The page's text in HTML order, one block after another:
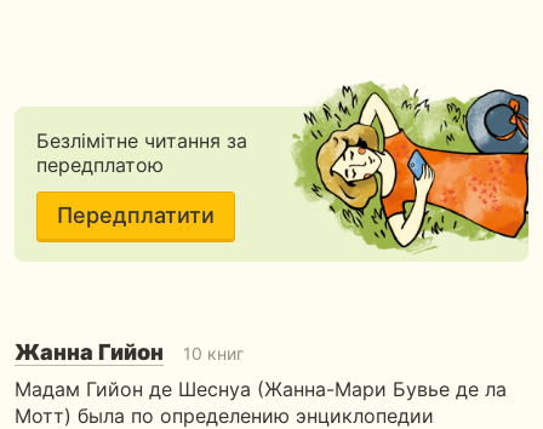
Безлімітне читання за
передплатою
Передплатити
Жанна Гийон 10 книг
Мадам Гийон де Шеснуа (Жанна-Мари Бувье де ла
Мотт) была по определению энциклопедии